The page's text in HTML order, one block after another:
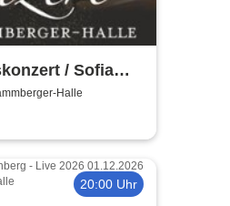
/ Sofia
/ Ljubka Biagioni
Halle
20:00 Uhr